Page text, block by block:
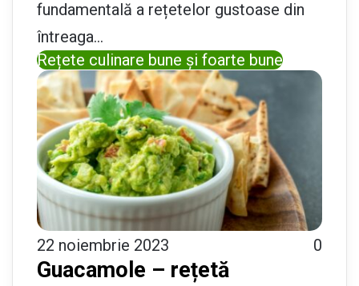
fundamentală a rețetelor gustoase din
întreaga…
Rețete culinare bune și foarte bune
22 noiembrie 2023 0
Guacamole – rețetă